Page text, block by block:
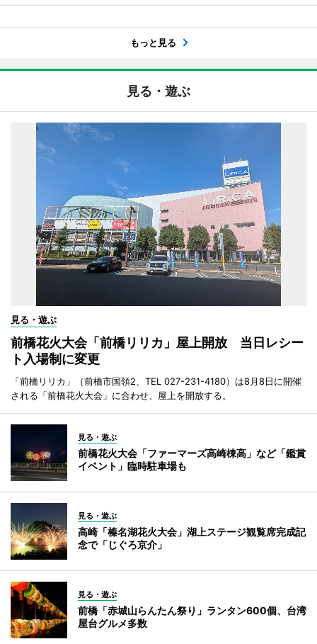
もっと見る
見る・遊ぶ
見る・遊ぶ
前橋花火大会「前橋リリカ」屋上開放 当日レシー
ト入場制に変更
「前橋リリカ」（前橋市国領2、TEL 027-231-4180）は8月8日に開催
される「前橋花火大会」に合わせ、屋上を開放する。
見る・遊ぶ
前橋花火大会「ファーマーズ高崎棟高」など「鑑賞
イベント」臨時駐車場も
見る・遊ぶ
高崎「榛名湖花火大会」湖上ステージ観覧席完成記
念で「じぐろ京介」
見る・遊ぶ
前橋「赤城山らんたん祭り」ランタン600個、台湾
屋台グルメ多数